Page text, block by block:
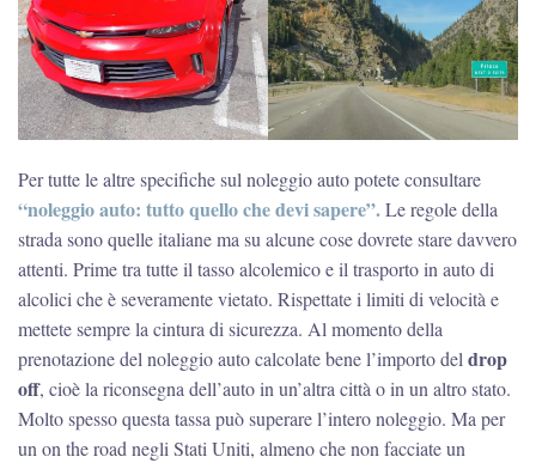
Per tutte le altre specifiche sul noleggio auto potete consultare
“noleggio auto: tutto quello che devi sapere”.Le regole della
strada sono quelle italiane ma su alcune cose dovrete stare davvero
attenti. Prime tra tutte il tasso alcolemico e il trasporto in auto di
alcolici che è severamente vietato. Rispettate i limiti di velocità e
mettete sempre la cintura di sicurezza. Al momento della
prenotazione del noleggio auto calcolate bene l’importo deldrop
off, cioè la riconsegna dell’auto in un’altra città o in un altro stato.
Molto spesso questa tassa può superare l’intero noleggio. Ma per
un on the road negli Stati Uniti, almeno che non facciate un